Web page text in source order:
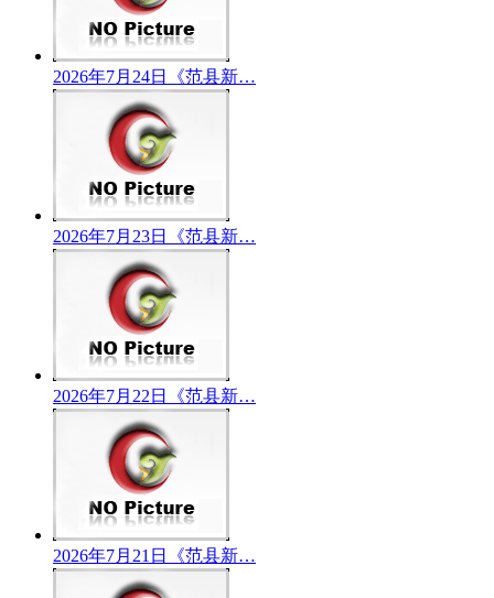
2026年7月24日《范县新…
2026年7月23日《范县新…
2026年7月22日《范县新…
2026年7月21日《范县新…